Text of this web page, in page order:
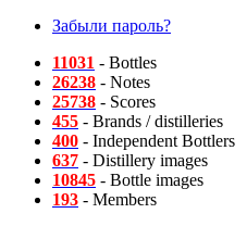
Забыли пароль?
11031 - Bottles
26238 - Notes
25738 - Scores
455 - Brands / distilleries
400 - Independent Bottlers
637 - Distillery images
10845 - Bottle images
193 - Members